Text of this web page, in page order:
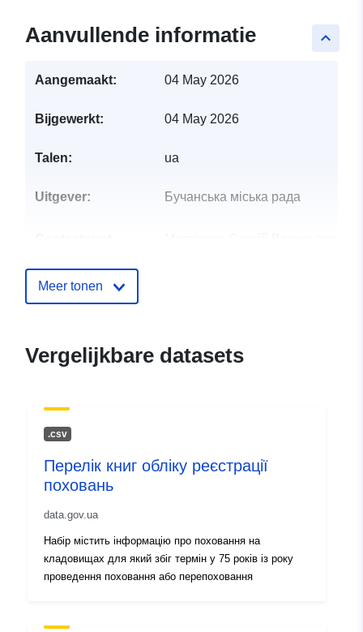
keyboard_arrow_up
Aanvullende informatie
Aangemaakt: 04 May 2026
Bijgewerkt: 04 May 2026
Talen: ua
Uitgever: Бучанська міська рада
:
28 July 2026
052b1cf9b829
Versie-informatie: 1.0
Meer tonen
Vergelijkbare datasets
.сsv
Перелік книг обліку реєстрації
поховань
data.gov.ua
Набір містить інформацію про поховання на
кладовищах для який збіг термін у 75 років із року
проведення поховання або перепоховання